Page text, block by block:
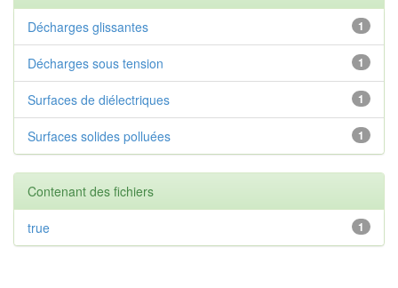
1
Décharges glissantes
1
Décharges sous tension
1
Surfaces de diélectriques
1
Surfaces solides polluées
Contenant des fichiers
1
true